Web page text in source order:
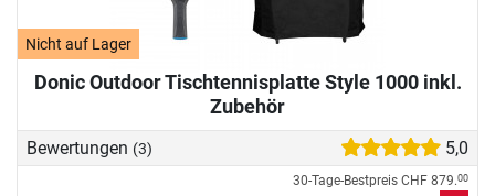
Nicht auf Lager
Donic Outdoor Tischtennisplatte Style 1000 inkl.
Zubehör
Bewertungen (3) 5,0
30-Tage-Bestpreis CHF 879.00